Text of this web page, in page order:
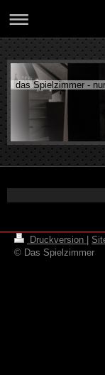
das Spielzimmer -
Druckversion
© Das Spielzimmer